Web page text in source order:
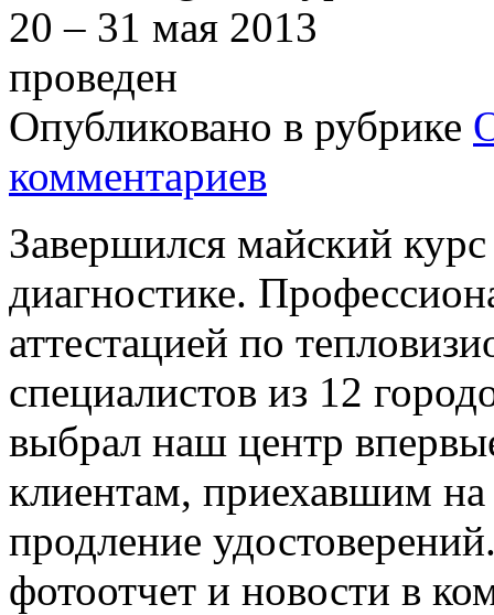
Опубликовано в рубрике
комментариев
Завершился майский
диагностике.
аттестацией по
специалистов из 12
выбрал наш центр
клиентам, приехавшим
продление
фотоотчет и новости в